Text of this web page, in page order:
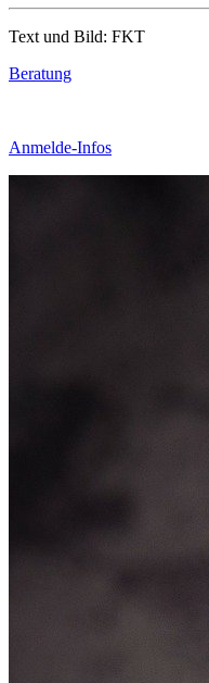
Text und Bild: FKT
Beratung
Anmelde-Infos